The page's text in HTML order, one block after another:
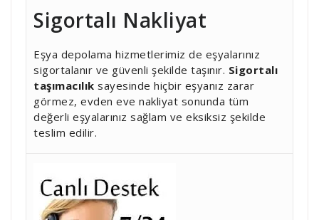
Sigortalı Nakliyat
Eşya depolama hizmetlerimiz de eşyalarınız
sigortalanır ve güvenli şekilde taşınır. Sigortalı
taşımacılık sayesinde hiçbir eşyanız zarar
görmez, evden eve nakliyat sonunda tüm
değerli eşyalarınız sağlam ve eksiksiz şekilde
teslim edilir.